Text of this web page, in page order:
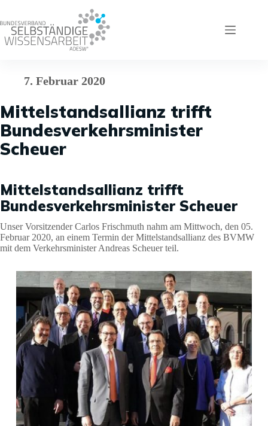
springen
7. Februar 2020
Mittelstandsallianz trifft
Bundesverkehrsminister
Scheuer
Mittelstandsallianz trifft
Bundesverkehrsminister Scheuer
Unser Vorsitzender Carlos Frischmuth nahm am Mittwoch, den 05.
Februar 2020, an einem Termin der Mittelstandsallianz des BVMW
mit dem Verkehrsminister Andreas Scheuer teil.